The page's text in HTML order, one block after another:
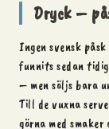
Dryck –
Ingen svensk
funnits sedan
– men säljs bara
Till de vuxna
gärna med